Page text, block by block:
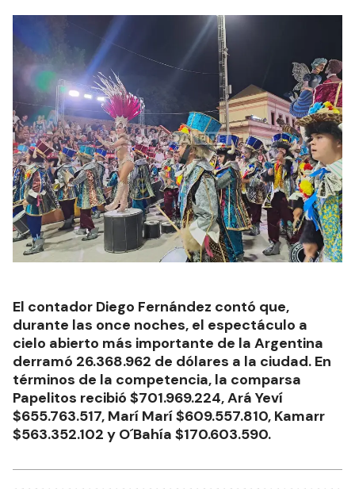
El contador Diego Fernández contó que,
durante las once noches, el espectáculo a
cielo abierto más importante de la Argentina
derramó 26.368.962 de dólares a la ciudad. En
términos de la competencia, la comparsa
Papelitos recibió $701.969.224, Ará Yeví
$655.763.517, Marí Marí $609.557.810, Kamarr
$563.352.102 y O´Bahía $170.603.590.